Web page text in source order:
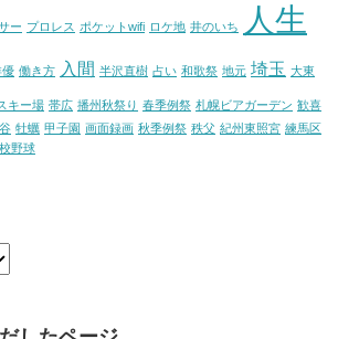
ー プロレス ポケットwifi ロケ地 井のいち
人生
優 働き方 入間 半沢直樹 占い 和歌祭 地元 埼玉 大東
キー場 帯広 播州秋祭り 春季例祭 札幌ビアガーデン 歓喜
牡蠣 甲子園 画面録画 秋季例祭 秩父 紀州東照宮 練馬区
野球